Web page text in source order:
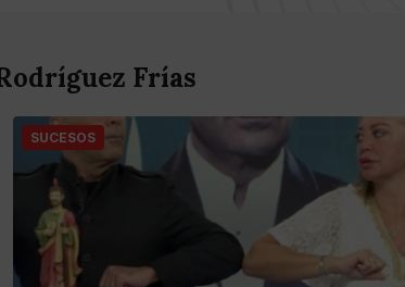
Frías
SUCESOS